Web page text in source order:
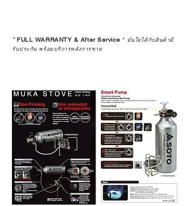
*FULL WARRANTY & After Service * มั่นใจได้กับสินค้ามี
รับประกัน พร้อมบริการหลังการขาย